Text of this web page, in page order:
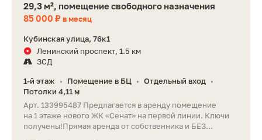
29,3 м², помещение свободного назначения
85 000 ₽в месяц
Кубинская улица, 76к1
Ленинский проспект, 1.5 км
ЗСД
1-й этаж • Помещение в БЦ • Отдельный вход •
Потолки 4,11 м
Арт. 133995487 Предлагается в аренду помещение
на 1 этаже нового ЖК «Сенат» на первой линии. Ключи
получены!Прямая аренда от собственника и БЕЗ...